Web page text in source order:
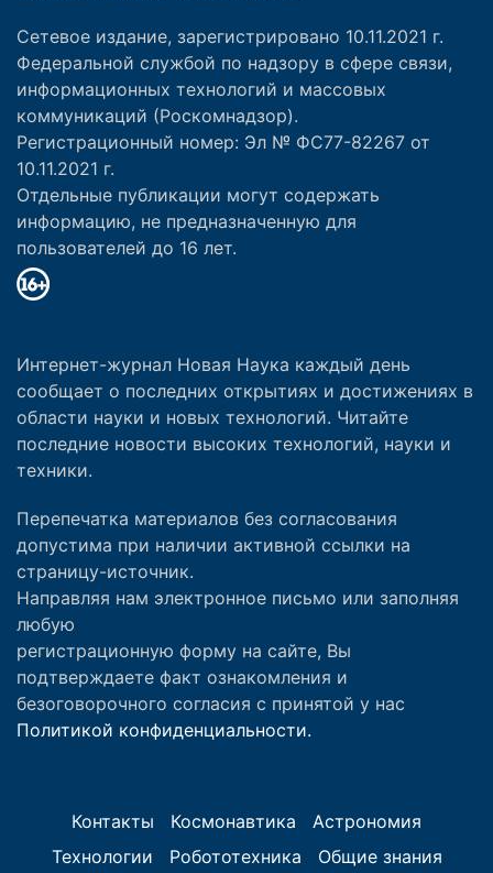
Сетевое издание, зарегистрировано 10.11.2021 г.
Федеральной службой по надзору в сфере связи,
информационных технологий и массовых
коммуникаций (Роскомнадзор).
Регистрационный номер: Эл № ФС77-82267 от
10.11.2021 г.
Отдельные публикации могут содержать
информацию, не предназначенную для
пользователей до 16 лет.
Интернет-журнал Новая Наука каждый день
сообщает о последних открытиях и достижениях в
области науки и новых технологий. Читайте
последние новости высоких технологий, науки и
техники.
Перепечатка материалов без согласования
допустима при наличии активной ссылки на
страницу-источник.
Направляя нам электронное письмо или заполняя
любую
регистрационную форму на сайте, Вы
подтверждаете факт ознакомления и
безоговорочного согласия с принятой у нас
Политикой конфиденциальности.
Контакты Космонавтика
Астрономия
Технологии
Робототехника Общие знания